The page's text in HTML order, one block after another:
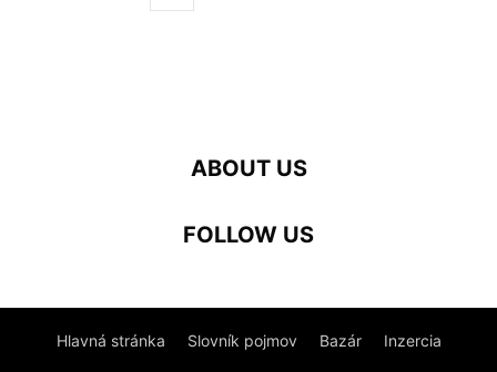
ABOUT US
FOLLOW US
Hlavná stránka Slovník pojmov Bazár Inzercia